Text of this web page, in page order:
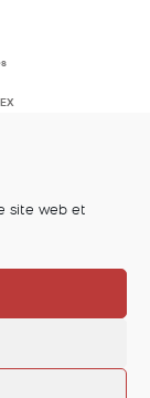
site web et